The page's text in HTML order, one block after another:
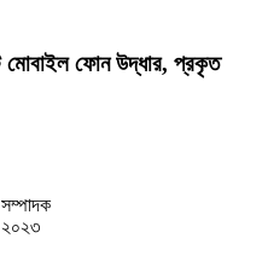
মোবাইল ফোন উদ্ধার, প্রকৃত
সম্পাদক
২০২৩